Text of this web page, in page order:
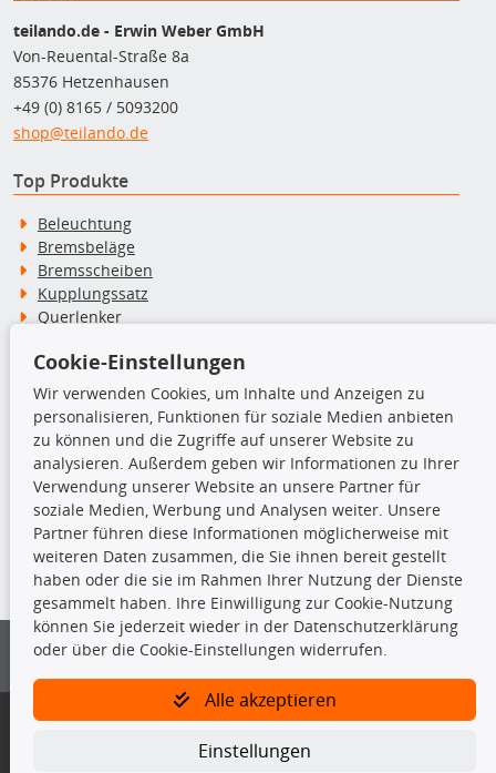
teilando.de - Erwin Weber GmbH
Von-Reuental-Straße 8a
85376 Hetzenhausen
+49 (0) 8165 / 5093200
shop@teilando.de
Top Produkte
Beleuchtung
Bremsbeläge
Bremsscheiben
Kupplungssatz
Querlenker
Stoßdämpfer
TecDoc Inside
Die hier angezeigten Daten insbesondere die gesamte Datenbank dürfen
nicht kopiert werden.
Es ist zu unterlassen, die Daten oder die gesamte Datenbank ohne
vorherige Zustimmung von TecDoc zu vervielfältigen, zu verbreiten
und/oder diese Handlungen durch Dritte ausführen zu lassen. Ein
Bitte prüfen Sie, ob das über unseren Onlineshop identifizierte Ersatzteil
Gegebenenfalls sind ergänzende Informationen notwendig, um
Cookie-Einstellungen
Wir verwenden Cookies, um Inhalte und Anzeigen zu
personalisieren, Funktionen für soziale Medien anbieten
zu können und die Zugriffe auf unserer Website zu
analysieren. Außerdem geben wir Informationen zu Ihrer
Verwendung unserer Website an unsere Partner für
soziale Medien, Werbung und Analysen weiter. Unsere
Partner führen diese Informationen möglicherweise mit
weiteren Daten zusammen, die Sie ihnen bereit gestellt
haben oder die sie im Rahmen Ihrer Nutzung der Dienste
gesammelt haben. Ihre Einwilligung zur Cookie-Nutzung
können Sie jederzeit wieder in der Datenschutzerklärung
oder über die Cookie-Einstellungen widerrufen.
Alle akzeptieren
Einstellungen